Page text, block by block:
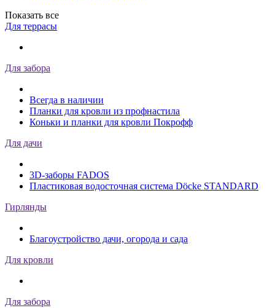
Показать все
Для террасы
Для забора
Всегда в наличии
Планки для кровли из профнастила
Коньки и планки для кровли Покрофф
Для дачи
3D-заборы FADOS
Пластиковая водосточная система Döcke STANDARD
Гирлянды
Благоустройство дачи, огорода и сада
Для кровли
Для забора